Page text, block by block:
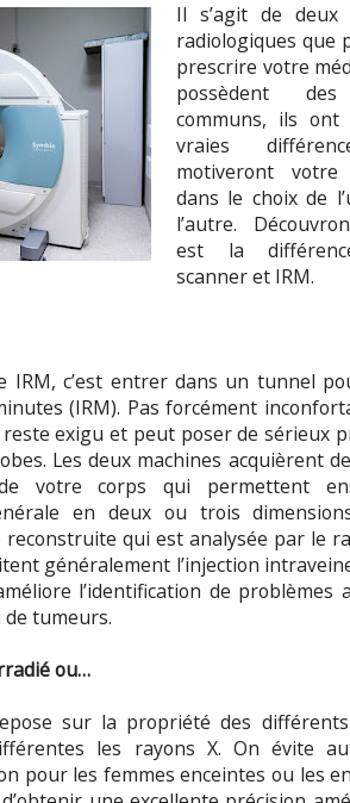
Il s’agit de deux
radiologiques que
prescrire votre
possèdent
communs, ils ont
vraies
motiveront votre
dans le choix de
l’autre.
est la
scanner et IRM.
IRM, c’est entrer dans un tunnel
(IRM). Pas forcément
exigu et peut poser de sérieux
Les deux machines acquièrent
votre corps qui permettent
en deux ou trois
reconstruite qui est analysée par le
généralement l’injection
l’identification de problèmes
tumeurs.
ou…
sur la propriété des
les rayons X. On évite
pour les femmes enceintes ou les